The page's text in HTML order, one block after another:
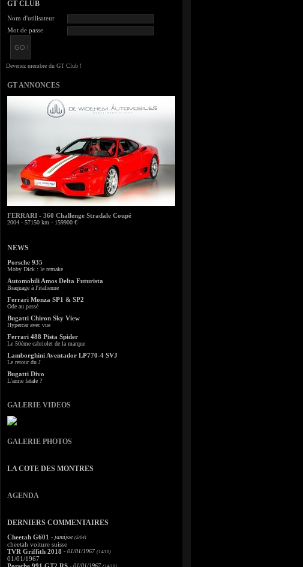
GT CLUB
Nom d'utilisateur
Mot de passe
GT ANNONCES
FERRARI - 360 Challenge Stradale Coupé
2004 - 57150 km - 159900 €
NEWS
Porsche 935
Moby Dick : le remake
Automobili Amos Delta Futurista
Braquage à l'italienne
Ferrari Monza SP1 & SP2
Ode au passé
Bugatti Chiron Sky View
Hypercar avec vue
Ferrari 488 Pista Spider
Le 50ème cabriolet de la marque
Lamborghini Aventador LP770-4 SVJ
Le retour du J
Bugatti Divo
L'arme fatale ?
GALERIE VIDEOS
GALERIE PHOTOS
LA COTE DES MONTRES
AGENDA
DERNIERS COMMENTAIRES
Cheetah G601 - jamijoe (5/04)
cheetah voiture suisse
TVR Griffith 2018 - 01/01/1967 (14/10)
01/01/1967
- 01/01/1967